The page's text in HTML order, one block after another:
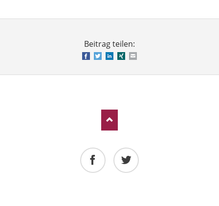
Beitrag teilen:
FacebookTwitterLinkedIn
Xing